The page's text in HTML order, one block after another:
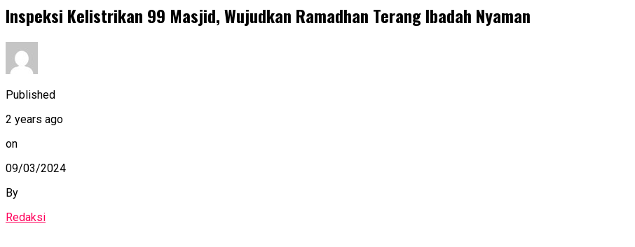
Inspeksi Kelistrikan 99 Masjid, Wujudkan Ramadhan Terang Ibadah Nyaman
Published
2 years ago
on
09/03/2024
By
Redaksi